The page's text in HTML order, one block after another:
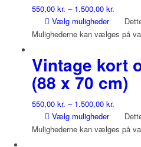
550,00 kr. – 1.500,00 kr.
Vælg muligheder
Mulighederne kan vælges på
Vintage kort
(88 x 70 cm)
550,00 kr. – 1.500,00 kr.
Vælg muligheder
Mulighederne kan vælges på